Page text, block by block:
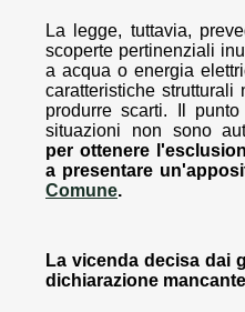
La legge, tuttavia,
scoperte pertinenziali
a acqua o energia
caratteristiche
produrre scarti. Il
situazioni non sono
per ottenere
a presentare
Comune.
La vicenda decisa dai
dichiarazione mancante